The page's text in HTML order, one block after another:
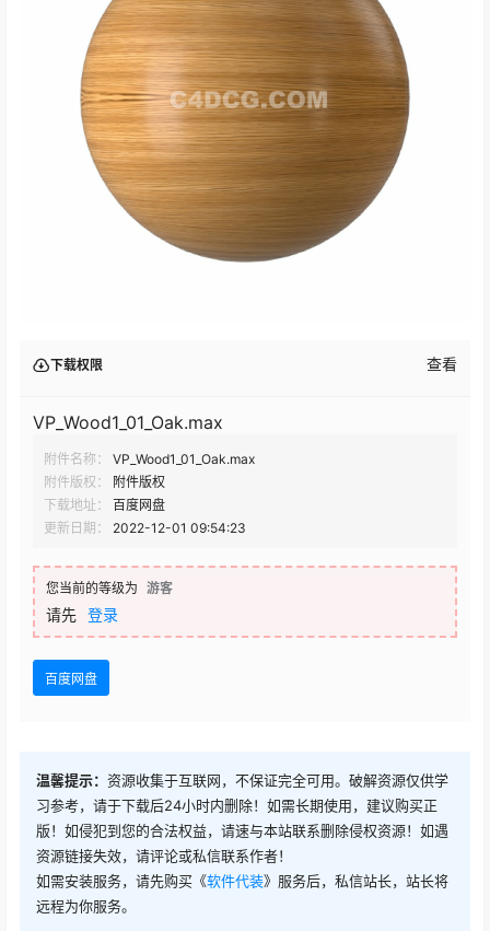
下载权限 查看
VP_Wood1_01_Oak.max
附件名称：
VP_Wood1_01_Oak.max
附件版权：
附件版权
下载地址：
百度网盘
更新日期：
2022-12-01 09:54:23
您当前的等级为 游客
请先 登录
百度网盘
温馨提示： 资源收集于互联网，不保证完全可用。破解资源仅供学
习参考，请于下载后24小时内删除！如需长期使用，建议购买正
版！如侵犯到您的合法权益，请速与本站联系删除侵权资源！如遇
资源链接失效，请评论或私信联系作者！
如需安装服务，请先购买《软件代装》服务后，私信站长，站长将
远程为你服务。